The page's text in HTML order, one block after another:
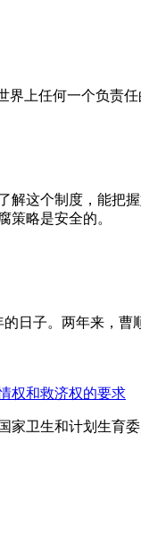
上任何一个负责
解这个制度，能把
策略是安全的。
日子。两年来，
权和救济权的要求
家卫生和计划生育